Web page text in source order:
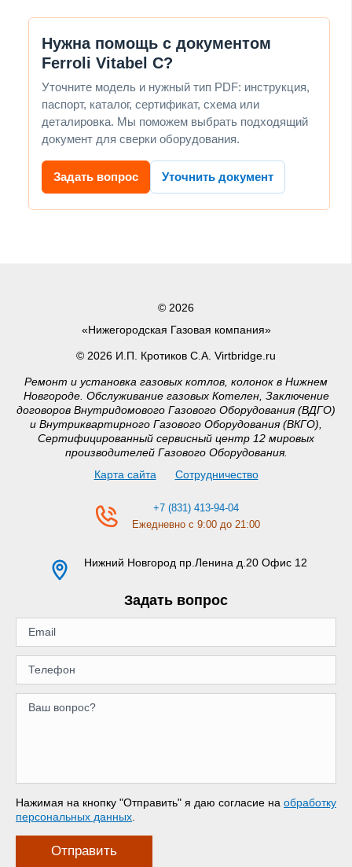
Нужна помощь с документом
Ferroli Vitabel C?
Уточните модель и нужный тип PDF: инструкция,
паспорт, каталог, сертификат, схема или
деталировка. Мы поможем выбрать подходящий
документ для сверки оборудования.
Задать вопрос Уточнить документ
© 2026
«Нижегородская Газовая компания»
© 2026 И.П. Кротиков С.А. Virtbridge.ru
Ремонт и установка газовых котлов, колонок в Нижнем
Новгороде. Обслуживание газовых Котелен, Заключение
договоров Внутридомового Газового Оборудования (ВДГО)
и Внутриквартирного Газового Оборудования (ВКГО),
Сертифицированный сервисный центр 12 мировых
производителей Газового Оборудования.
Карта сайта
Сотрудничество
+7 (831) 413-94-04
Ежедневно с 9:00 до 21:00
Нижний Новгород пр.Ленина д.20 Офис 12
Задать вопрос
Нажимая на кнопку "Отправить" я даю согласие на обработку
персональных данных
Отправить